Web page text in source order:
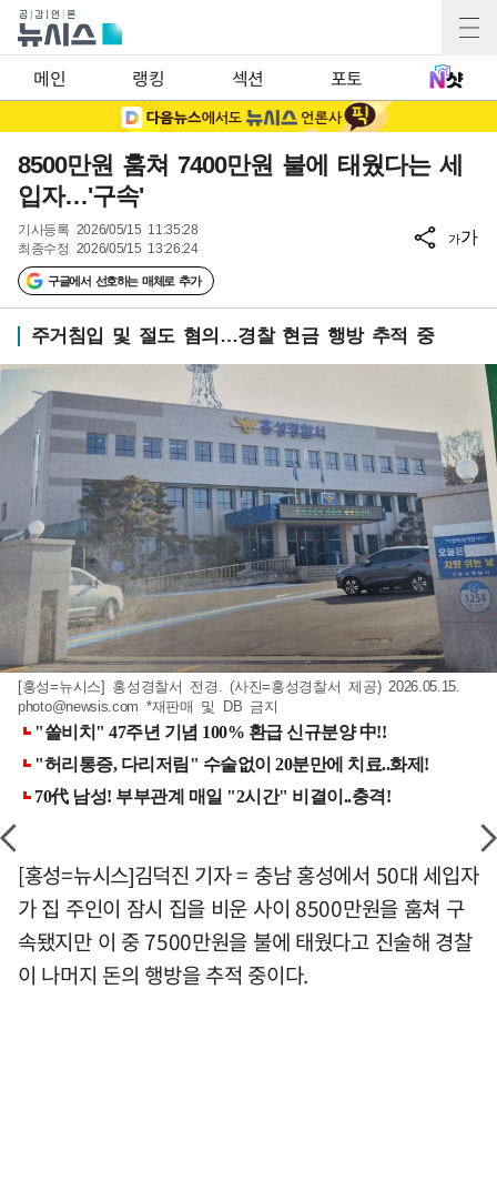
메인 랭킹 섹션 포토
8500만원 훔쳐 7400만원 불에 태웠다는 세
입자…'구속'
기사등록 2026/05/15 11:35:28
최종수정 2026/05/15 13:26:24
구글에서 선호하는 매체로 추가
가가
주거침입 및 절도 혐의…경찰 현금 행방 추적 중
[홍성=뉴시스] 홍성경찰서 전경. (사진=홍성경찰서 제공) 2026.05.15.
photo@newsis.com *재판매 및 DB 금지
[홍성=뉴시스]김덕진 기자 = 충남 홍성에서 50대 세입자
가 집 주인이 잠시 집을 비운 사이 8500만원을 훔쳐 구
속됐지만 이 중 7500만원을 불에 태웠다고 진술해 경찰
이 나머지 돈의 행방을 추적 중이다.